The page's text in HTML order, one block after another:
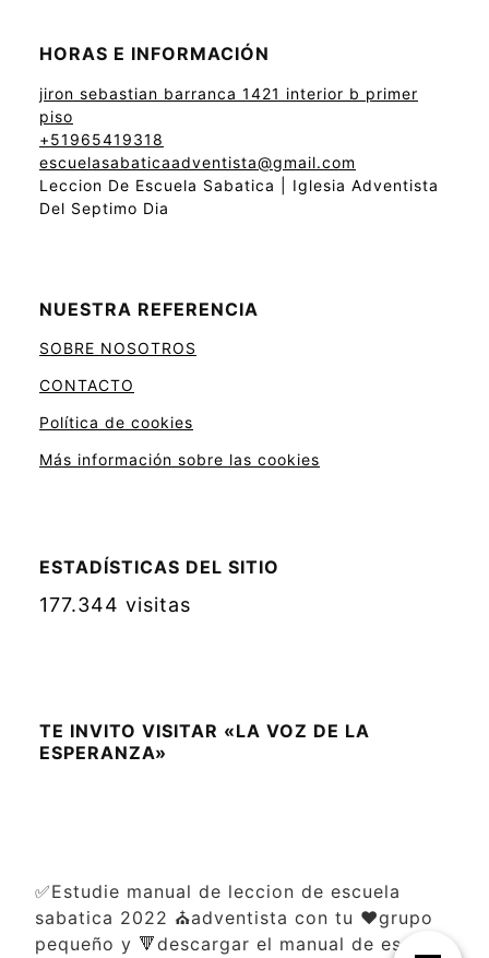
HORAS E INFORMACIÓN
jiron sebastian barranca 1421 interior b primer
piso
+51965419318
escuelasabaticaadventista@gmail.com
Leccion De Escuela Sabatica | Iglesia Adventista
Del Septimo Dia
NUESTRA REFERENCIA
SOBRE NOSOTROS
CONTACTO
Política de cookies
Más información sobre las cookies
ESTADÍSTICAS DEL SITIO
177.344 visitas
TE INVITO VISITAR «LA VOZ DE LA
ESPERANZA»
✅Estudie manual de leccion de escuela
sabatica 2022 ⛪adventista con tu ❤️grupo
pequeño y 🔻descargar el manual de escuela